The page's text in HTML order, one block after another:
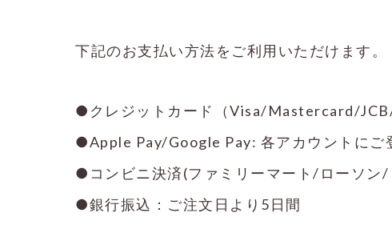
下記のお支払い方法をご利用いただけます。
●クレジットカード（Visa/Mastercard/
●Apple Pay/Google Pay: 各アカウントにご
●コンビニ決済(ファミリーマート/ローソン
●銀行振込：ご注文日より5日間